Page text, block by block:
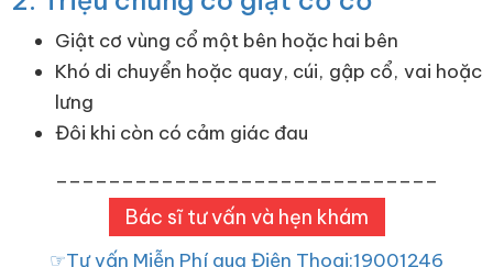
Giật cơ vùng cổ một bên hoặc hai bên
Khó di chuyển hoặc quay, cúi, gập cổ, vai hoặc
lưng
Đôi khi còn có cảm giác đau
Bác sĩ tư vấn và hẹn khám
☞Tư vấn Miễn Phí qua Điện Thoại:19001246